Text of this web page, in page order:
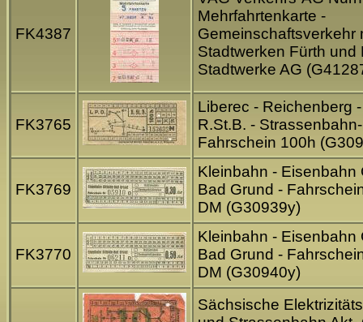
FK4387
Mehrfahrtenkarte -
Gemeinschaftsverkehr
Stadtwerken Fürth und
Stadtwerke AG
FK3765
Liberec - Reichenberg
R.St.B. - Strassenbahn-
Fahrschein 100h
FK3769
Kleinbahn - Eisenbahn
Bad Grund -
DM (G30939y)
FK3770
Kleinbahn - Eisenbahn
Bad Grund -
DM (G30940y)
Sächsische